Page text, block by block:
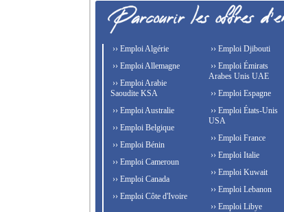
›› Emploi Algérie
›› Emploi Allemagne
›› Emploi Arabie
Saoudite KSA
›› Emploi Australie
›› Emploi Belgique
›› Emploi Bénin
›› Emploi Cameroun
›› Emploi Canada
›› Emploi Côte d'Ivoire
›› Emploi Djibouti
›› Emploi Émirats
Arabes Unis UAE
›› Emploi Espagne
›› Emploi États-Unis
USA
›› Emploi France
›› Emploi Italie
›› Emploi Kuwait
›› Emploi Lebanon
›› Emploi Libye